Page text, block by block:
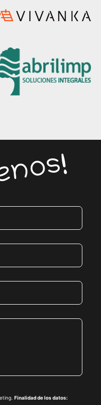
Finalidad de los datos: